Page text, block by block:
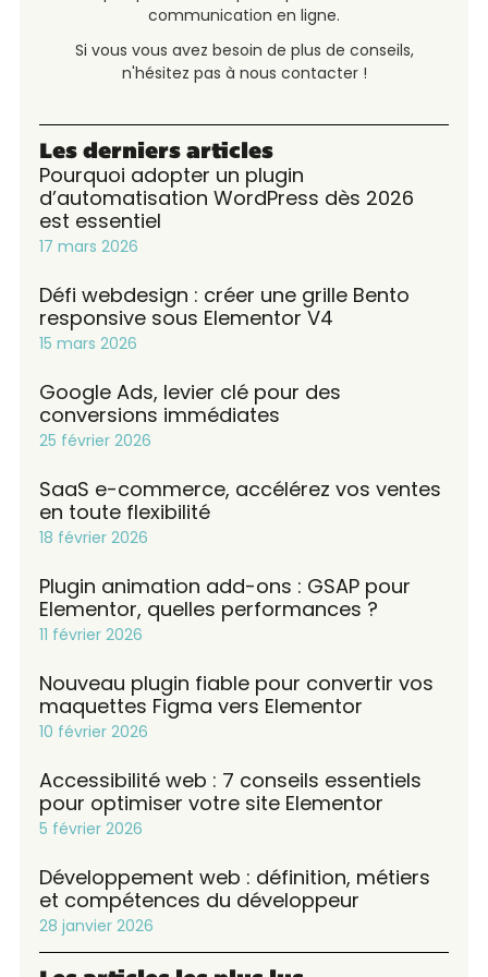
communication en ligne.
Si vous vous avez besoin de plus de conseils,
n'hésitez pas à nous contacter !
Les derniers articles
Pourquoi adopter un plugin
d’automatisation WordPress dès 2026
est essentiel
17 mars 2026
Défi webdesign : créer une grille Bento
responsive sous Elementor V4
15 mars 2026
Google Ads, levier clé pour des
conversions immédiates
25 février 2026
SaaS e-commerce, accélérez vos ventes
en toute flexibilité
18 février 2026
Plugin animation add-ons : GSAP pour
Elementor, quelles performances ?
11 février 2026
Nouveau plugin fiable pour convertir vos
maquettes Figma vers Elementor
10 février 2026
Accessibilité web : 7 conseils essentiels
pour optimiser votre site Elementor
5 février 2026
Développement web : définition, métiers
et compétences du développeur
28 janvier 2026